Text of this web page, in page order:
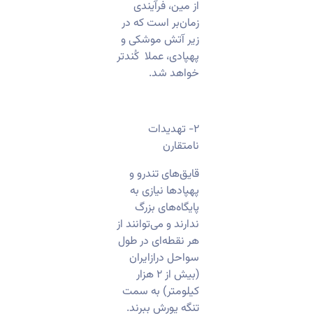
از مین، فرآیندی
زمان‌بر است که در
زیر آتش موشکی و
پهپادی، عملا کُندتر
خواهد شد.
​۲- تهدیدات
نامتقارن
قایق‌های تندرو و
پهپادها نیازی به
پایگاه‌های بزرگ
ندارند و می‌توانند از
هر نقطه‌ای در طول
سواحل درازایران
(بیش از ۲ هزار
کیلومتر) به سمت
تنگه یورش ببرند.